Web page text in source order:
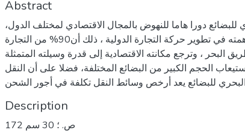
Abstract
للبضائع دورا هاما للنهوض بالمجال الاقتصادي لمختلف الدول،
فضلا عن مساهمته في تطوير حركة التجارة الدولية ، ذلك أن90% من التجارة
البحر ، وترجع مكانته الاقتصادية إلى قدرة وسيلته المتمثلة
الحجم الكبير من البضائع المختلفة، فضلا على أن النقل
للبضائع يعد أرخص وسائط النقل تكلفة في أجور الشحن
Description
172 ص. ؛ 30 سم